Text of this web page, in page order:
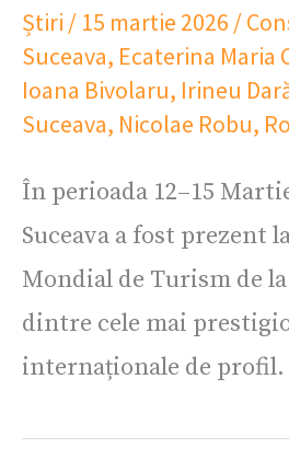
Știri / 15 martie 2026 /
Suceava, Ecaterina Maria
Ioana Bivolaru, Irineu
Suceava, Nicolae Robu,
În perioada 12–15
Suceava a fost prezent
Mondial de Turism de
dintre cele mai
internaționale de profil.